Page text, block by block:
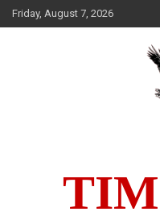
Skip
to
Friday, August 7, 2026